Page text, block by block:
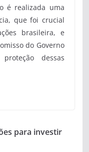
é realizada uma
que foi crucial
brasileira, e
do Governo
dessas
para investir